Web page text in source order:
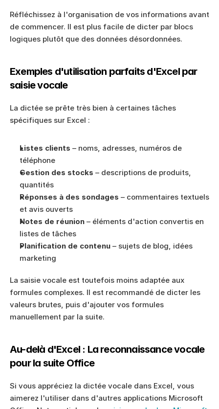
Réfléchissez à l'organisation de vos informations avant
de commencer. Il est plus facile de dicter par blocs
logiques plutôt que des données désordonnées.
Exemples d'utilisation parfaits d'Excel par
saisie vocale
La dictée se prête très bien à certaines tâches
spécifiques sur Excel :
Listes clients – noms, adresses, numéros de
téléphone
Gestion des stocks – descriptions de produits,
quantités
Réponses à des sondages – commentaires textuels
et avis ouverts
Notes de réunion – éléments d'action convertis en
listes de tâches
Planification de contenu – sujets de blog, idées
marketing
La saisie vocale est toutefois moins adaptée aux
formules complexes. Il est recommandé de dicter les
valeurs brutes, puis d'ajouter vos formules
manuellement par la suite.
Au-delà d'Excel : La reconnaissance vocale
pour la suite Office
Si vous appréciez la dictée vocale dans Excel, vous
aimerez l'utiliser dans d'autres applications Microsoft